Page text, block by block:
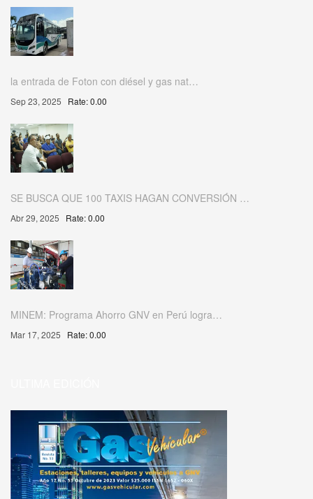
la entrada de Foton con diésel y gas nat…
Sep 23, 2025 Rate: 0.00
SE BUSCA QUE 100 TAXIS HAGAN CONVERSIÓN …
Abr 29, 2025 Rate: 0.00
MINEM: Programa Ahorro GNV en Perú logra…
Mar 17, 2025 Rate: 0.00